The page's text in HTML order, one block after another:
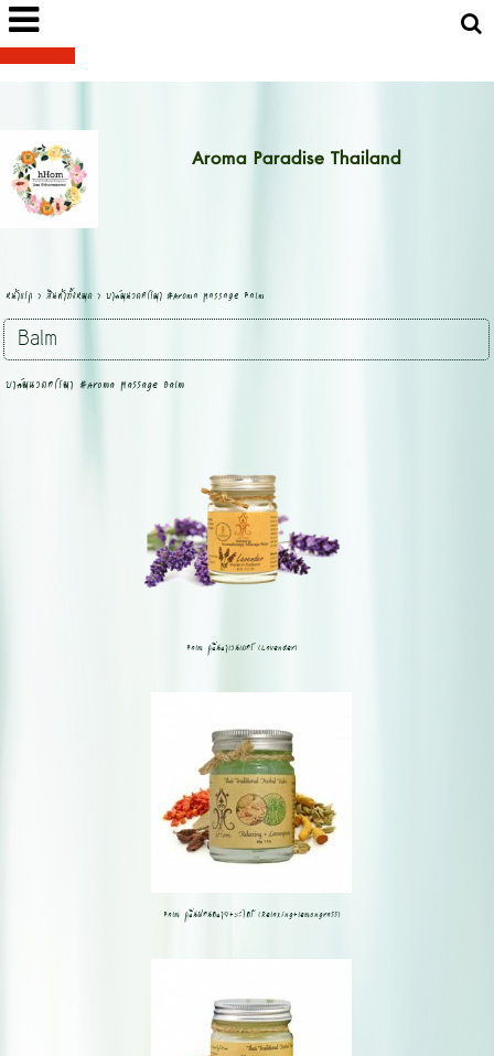
Aroma Paradise Thailand
หน้าแรก > สินค้าทั้งหมด> บาล์มนวดอโรมา #Aroma Massage Balm
Balm
บาล์มนวดอโรมา #Aroma Massage Balm
Balm กลิ่นลาเวนเดอร์ (Lavender)
Balm กลิ่นผ่อนคลาย+ตะไคร้ (Relaxing+lemongrass)